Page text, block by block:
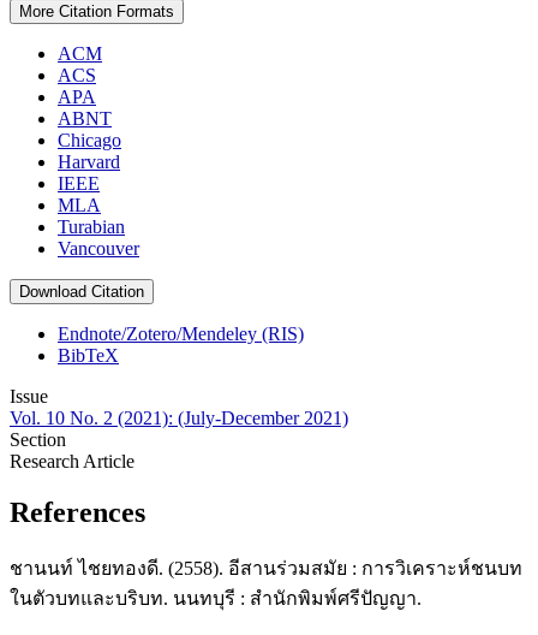
More Citation Formats
ACM
ACS
APA
ABNT
Chicago
Harvard
IEEE
MLA
Turabian
Vancouver
Download Citation
Endnote/Zotero/Mendeley (RIS)
BibTeX
Issue
Vol. 10 No. 2 (2021): (July-December 2021)
Section
Research Article
References
ชานนท์ ไชยทองดี. (2558). อีสานร่วมสมัย : การวิเคราะห์ชนบท
ในตัวบทและบริบท. นนทบุรี : สำนักพิมพ์ศรีปัญญา.